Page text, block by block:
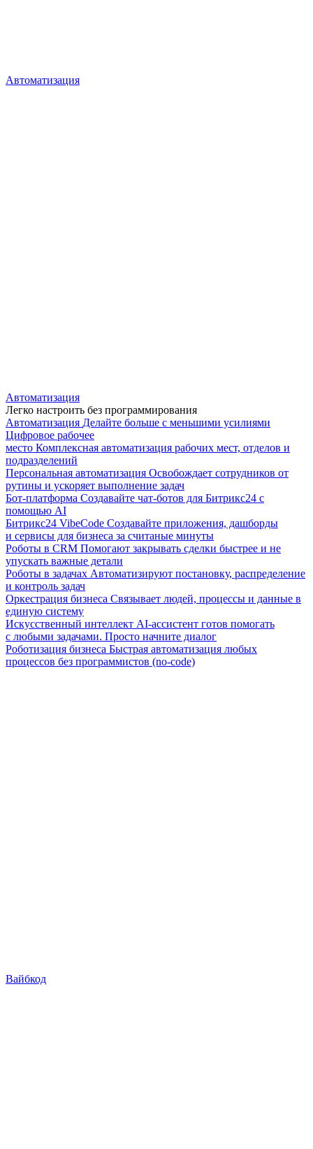
Автоматизация
Автоматизация
Легко настроить без программирования
Автоматизация Делайте больше с меньшими усилиями
Цифровое рабочее
место Комплексная автоматизация рабочих мест, отделов и
подразделений
Персональная автоматизация Освобождает сотрудников от
рутины и ускоряет выполнение задач
Бот-платформа Создавайте чат-ботов для Битрикс24 с
помощью AI
Битрикс24 VibeCode Создавайте приложения, дашборды
и сервисы для бизнеса за считаные минуты
Роботы в CRM Помогают закрывать сделки быстрее и не
упускать важные детали
Роботы в задачах Автоматизируют постановку, распределение
и контроль задач
Оркестрация бизнеса Связывает людей, процессы и данные в
единую систему
Искусственный интеллект AI-ассистент готов помогать
с любыми задачами. Просто начните диалог
Роботизация бизнеса Быстрая автоматизация любых
процессов без программистов (no-code)
Вайбкод